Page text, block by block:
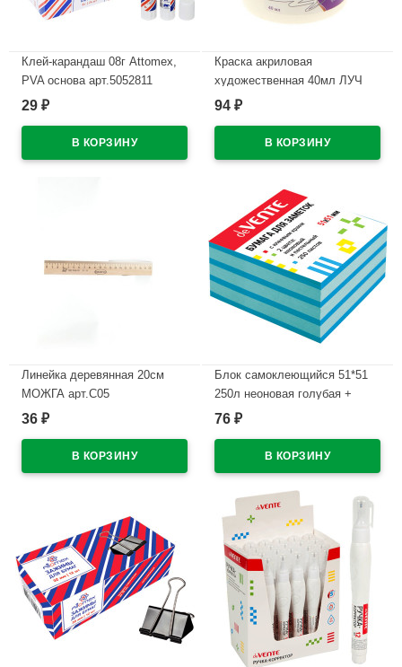
Клей-карандаш 08г Attomex,
PVA основа арт.5052811
В наличии
29 ₽
Краска акриловая
художественная 40мл ЛУЧ
белая арт.23С1458-08
94 ₽
Линейка деревянная 20см
МОЖГА арт.С05
В наличии
36 ₽
Блок самоклеющийся 51*51
250л неоновая голубая +
пастельная голубая
76 ₽